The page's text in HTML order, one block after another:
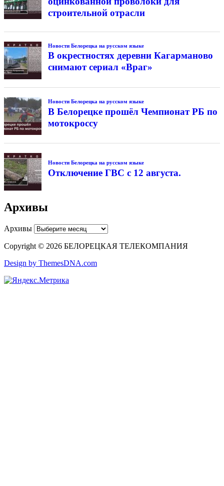
строительной отрасли
Новости Белорецка на русском языке
В окрестностях деревни Кагарманово
снимают сериал «Враг»
Новости Белорецка на русском языке
В Белорецке прошёл Чемпионат РБ по
мотокроссу
Новости Белорецка на русском языке
Отключение ГВС с 12 августа.
Архивы
Архивы
Copyright © 2026 БЕЛОРЕЦКАЯ ТЕЛЕКОМПАНИЯ
Design by ThemesDNA.com